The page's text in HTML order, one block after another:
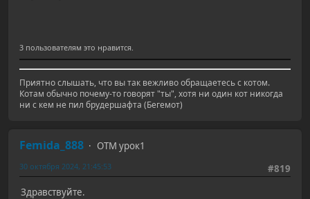
3 пользователям это нравится.
Приятно слышать, что вы так вежливо обращаетесь с котом.
Котам обычно почему-то говорят "ты", хотя ни один кот никогда
ни с кем не пил брудершафта (Бегемот)
Femida_888
ОТМ урок1
#819
30 октября 2024, 21:45:53
Здравствуйте.